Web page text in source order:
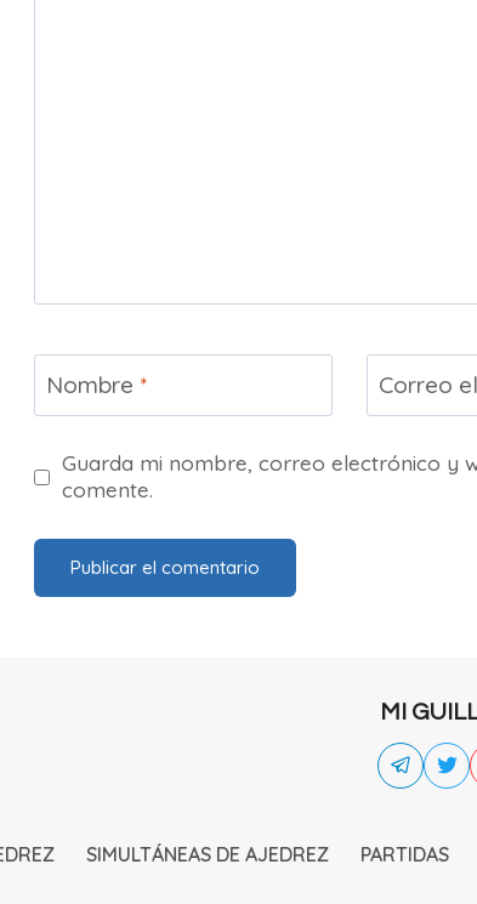
Nombre * Correo
Guarda mi nombre, correo electrónico y
comente.
MI
SIMULTÁNEAS DE AJEDREZ PARTIDAS